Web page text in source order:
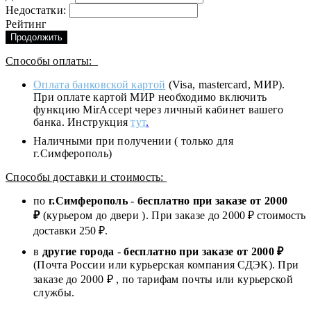
Недостатки:
Рейтинг
Продолжить
Способы оплаты:
Оплата банковской картой (Visa, mastercard, МИР).
При оплате картой МИР необходимо включить
функцию MirAccept через личный кабинет вашего
банка. Инструкциятут.
Наличными при получении ( только для
г.Симферополь)
Способы доставки и стоимость:
по г.Симферополь- бесплатно при заказе от 2000
₽(курьером до двери ). При заказе до 2000 ₽ стоимость
доставки 250 ₽.
в другие города -бесплатно при заказе от 2000 ₽
(Почта России или курьерская компания СДЭК). При
заказе до 2000 ₽ , по тарифам почты или курьерской
службы.